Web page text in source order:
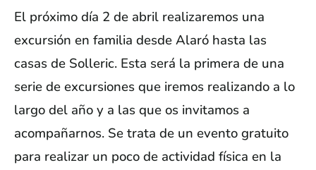
El próximo día 2 de abril realizaremos una
excursión en familia desde Alaró hasta las
casas de Solleric. Esta será la primera de una
serie de excursiones que iremos realizando a lo
largo del año y a las que os invitamos a
acompañarnos. Se trata de un evento gratuito
para realizar un poco de actividad física en la